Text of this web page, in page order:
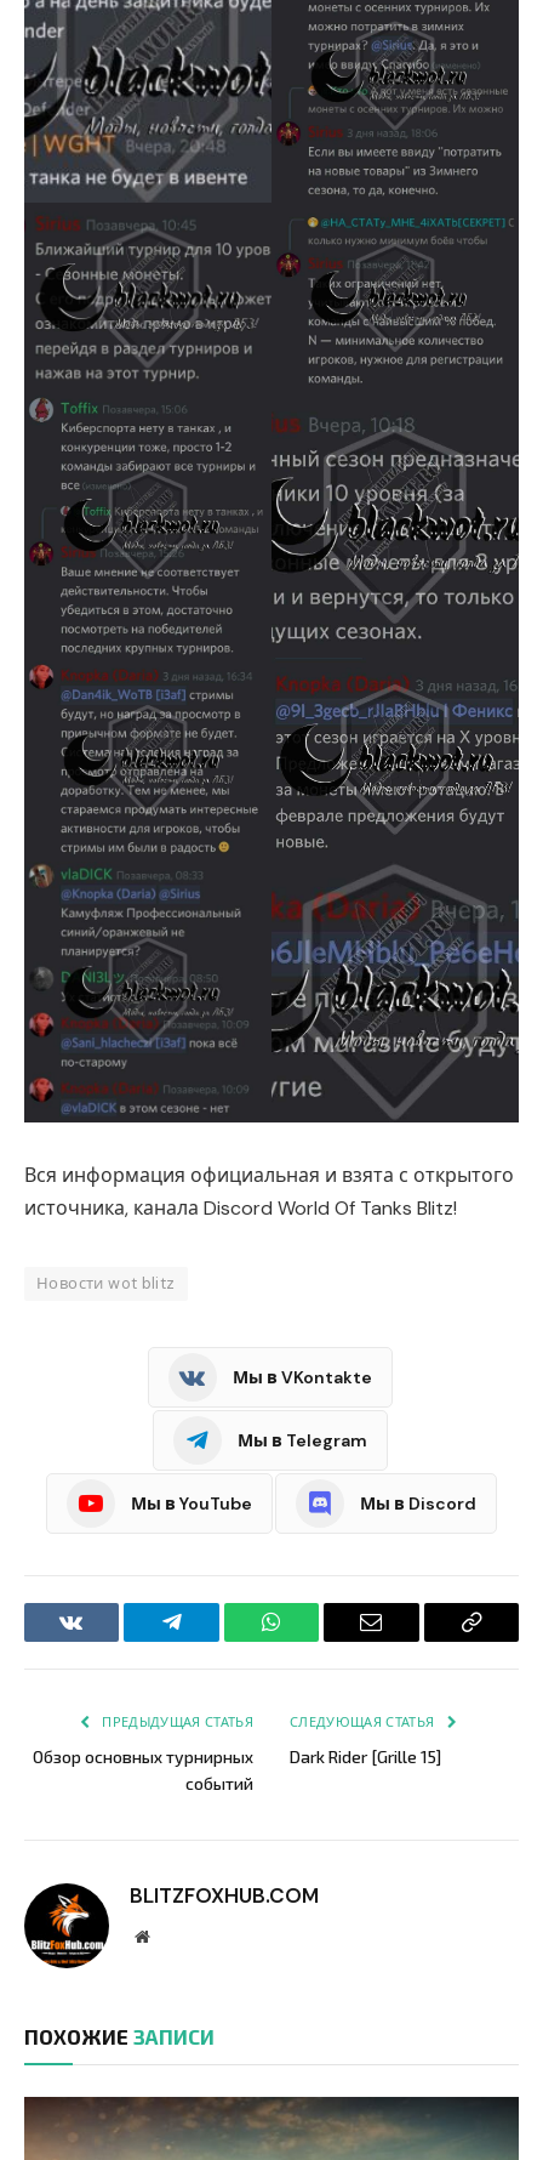
Вся информация официальная и взята с открытого
источника, канала Discord World Of Tanks Blitz!
Новости wot blitz
Мы в VKontakte
Мы в Telegram
Мы в YouTube Мы в Discord
VKontakteTelegram WhatsApp Email
Copy
ПРЕДЫДУЩАЯ СТАТЬЯ
Обзор основных турнирных
событий
СЛЕДУЮЩАЯ СТАТЬЯ
Dark Rider [Grille 15]
BLITZFOXHUB.COM
Website
ПОХОЖИЕ ЗАПИСИ